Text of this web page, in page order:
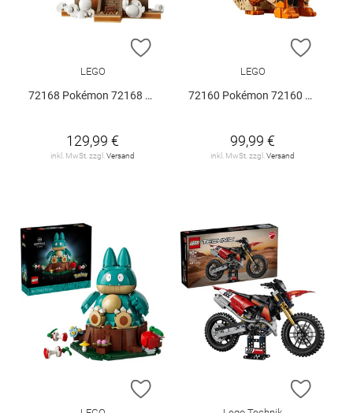
ZUR WUNSCHLISTE HINZUFÜGEN
LEGO
72168 Pokémon 72168 V29
129,99 €
inkl. MwSt. zzgl. Versand
ZUR
LEGO
72160 Pokémon 72160 V29
99,99 €
inkl. MwSt. zzgl. Versand
ZUR WUNSCHLISTE HINZUFÜGEN
ZUR